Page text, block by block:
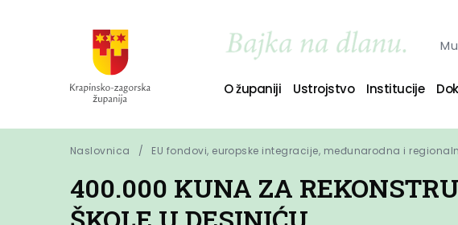
O županiji Ustrojstvo Institucije
Naslovnica EU fondovi, europske integracije, međunarodna i
400.000 KUNA ZA